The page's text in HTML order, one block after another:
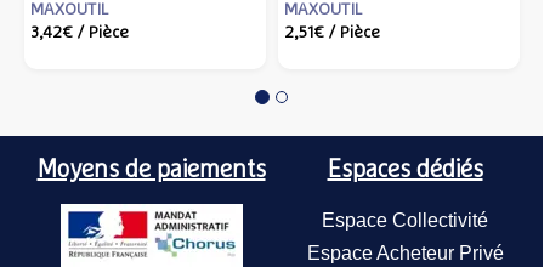
- IZAR - 80114 - Izar cutting
MAXOUTIL
3,42€ / Pièce
IZAR - 14758 - Izar cutting
MAXOUTIL
2,51€ / Pièce
Moyens de paiements Espaces dédiés
Espace Collectivité
Espace Acheteur Privé